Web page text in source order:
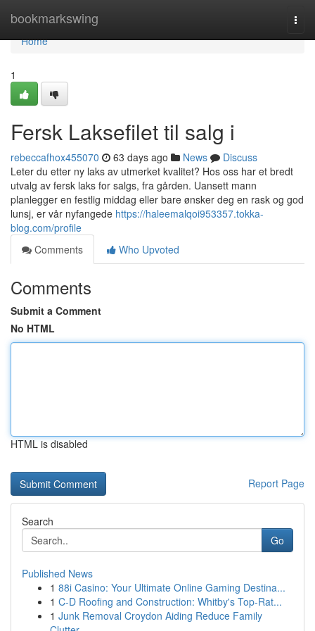
bookmarkswing
Home
Home
1
Fersk Laksefilet til salg i
rebeccafhox455070 63 days ago News
Discuss
Leter du etter ny laks av utmerket kvalitet? Hos oss har et bredt
utvalg av fersk laks for salgs, fra gården. Uansett mann
planlegger en festlig middag eller bare ønsker deg en rask og god
lunsj, er vår nyfangede https://haleemalqoi953357.tokka-
blog.com/profile
Comments
Who Upvoted
Comments
Submit a Comment
No HTML
HTML is disabled
Report Page
Search
Go
Published News
1 88i Casino: Your Ultimate Online Gaming Destina...
1 C-D Roofing and Construction: Whitby's Top-Rat...
1 Junk Removal Croydon Aiding Reduce Family